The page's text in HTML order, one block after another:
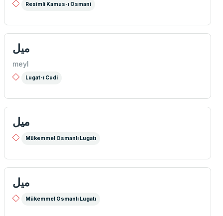
Resimli Kamus-ı Osmani
میل
meyl
Lugat-ı Cudi
ميل
Mükemmel Osmanlı Lugatı
ميل
Mükemmel Osmanlı Lugatı